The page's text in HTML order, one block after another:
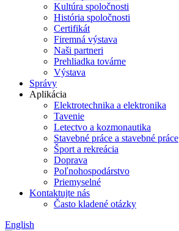
Kultúra spoločnosti
História spoločnosti
Certifikát
Firemná výstava
Naši partneri
Prehliadka továrne
Výstava
Správy
Aplikácia
Elektrotechnika a elektronika
Tavenie
Letectvo a kozmonautika
Stavebné práce a stavebné práce
Šport a rekreácia
Doprava
Poľnohospodárstvo
Priemyselné
Kontaktujte nás
Často kladené otázky
English